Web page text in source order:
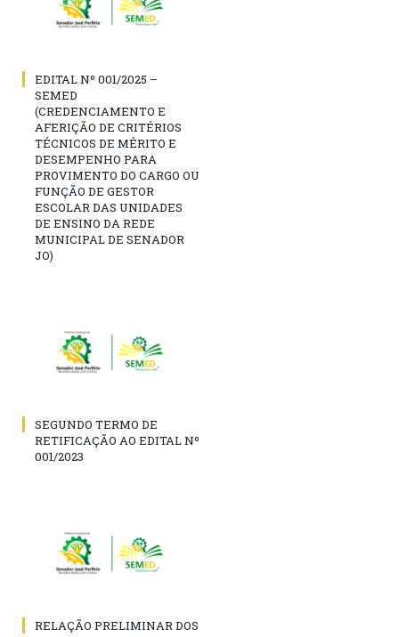
EDITAL Nº 001/2025 –
SEMED
(CREDENCIAMENTO E
AFERIÇÃO DE CRITÉRIOS
TÉCNICOS DE MÉRITO E
DESEMPENHO PARA
PROVIMENTO DO CARGO OU
FUNÇÃO DE GESTOR
ESCOLAR DAS UNIDADES
DE ENSINO DA REDE
MUNICIPAL DE SENADOR
JO)
SEGUNDO TERMO DE
RETIFICAÇÃO AO EDITAL Nº
001/2023
RELAÇÃO PRELIMINAR DOS